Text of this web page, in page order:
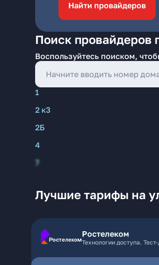
Найти провайдеров
Поиск провайдеров
Воспользуйтесь поиском,
1
2 к3
2Б
4
7
Лучшие тарифы на
Ростелеком
Технологии доступа.